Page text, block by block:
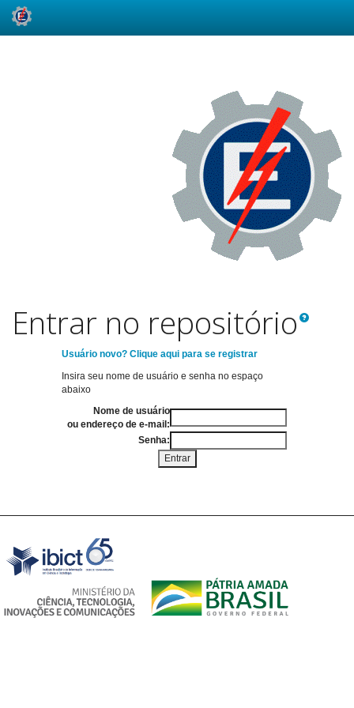
Entrar no repositório
Usuário novo? Clique aqui para se registrar
Insira seu nome de usuário e senha no espaço
abaixo
Nome de usuário
ou endereço de e-mail:
Senha: